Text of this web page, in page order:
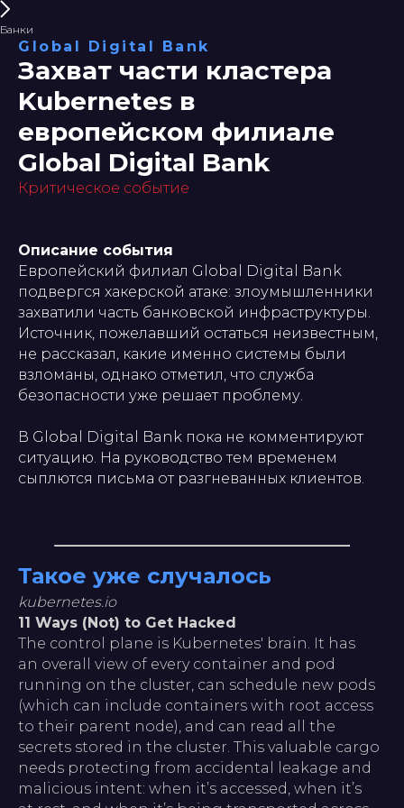
Банки
Global Digital Bank
Захват части кластера
Kubernetes в
европейском филиале
Global Digital Bank
Критическое событие
Описание события
Европейский филиал Global Digital Bank
подвергся хакерской атаке: злоумышленники
захватили часть банковской инфраструктуры.
Источник, пожелавший остаться неизвестным,
не рассказал, какие именно системы были
взломаны, однако отметил, что служба
безопасности уже решает проблему.
В Global Digital Bank пока не комментируют
ситуацию. На руководство тем временем
сыплются письма от разгневанных клиентов.
Такое уже случалось
kubernetes.io
11 Ways (Not) to Get Hacked
The control plane is Kubernetes' brain. It has
an overall view of every container and pod
running on the cluster, can schedule new pods
(which can include containers with root access
to their parent node), and can read all the
secrets stored in the cluster. This valuable cargo
needs protecting from accidental leakage and
malicious intent: when it’s accessed, when it’s